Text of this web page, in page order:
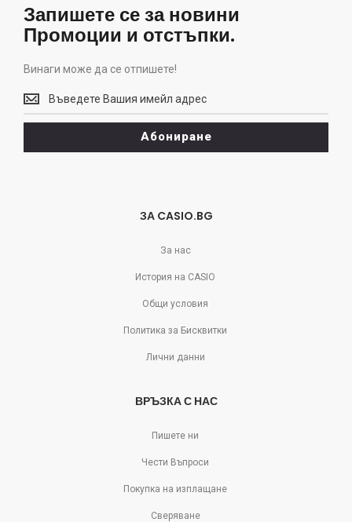
Запишете се за новини
Промоции и отстъпки.
Винаги може да се отпишете!
Винаги
може
да
отпишете!
Абониране
ЗА CASIO.BG
За нас
История на CASIO
Общи условия
Политика за Бисквитки
Лични данни
ВРЪЗКА С НАС
Пишете ни
Чести Въпроси
Покупка на изплащане
Сверяване